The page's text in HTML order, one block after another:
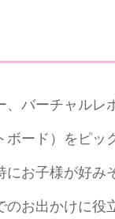
バーチャルレ
ード）をピッ
お子様が好み
お出かけに